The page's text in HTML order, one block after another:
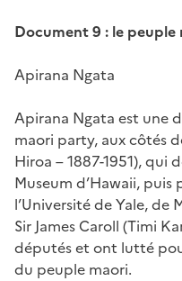
Document 9 : le peuple
Apirana Ngata
Apirana Ngata est une
maori party, aux côtés
Hiroa – 1887-1951), qui
Museum d’Hawaii, puis
l’Université de Yale, de
Sir James Caroll (Timi
députés et ont lutté
du peuple maori.